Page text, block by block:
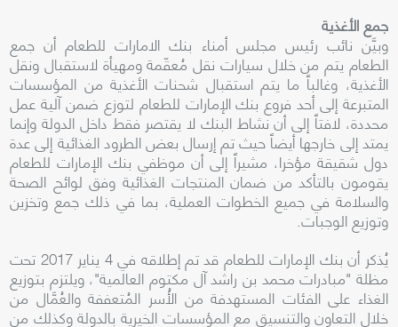
جمع الأغذية
وبيَّن نائب رئيس مجلس أمناء بنك الامارات للطعام أن جمع
الطعام يتم من خلال سيارات نقل مُعقّمة ومهيأة لاستقبال ونقل
الأغذية، وغالباً ما يتم استقبال شحنات الأغذية من المؤسسات
المتبرعة إلى أحد فروع بنك الإمارات للطعام لتوزع ضمن آلية عمل
محددة، لافتاً إلى أن نشاط البنك لا يقتصر فقط داخل الدولة وإنما
يمتد إلى خارجها أيضاً حيث تم إرسال بعض الطرود الغذائية إلى عدة
دول شقيقة مؤخرا، مشيراً إلى أن موظفي بنك الإمارات للطعام
يقومون بالتأكد من ضمان المنتجات الغذائية وفق لوائح الصحة
والسلامة في جميع الخطوات العملية، بما في ذلك جمع وتخزين
وتوزيع الوجبات.
يُذكر أن بنك الإمارات للطعام قد تم إطلاقه في 4 يناير 2017 تحت
مظلة "مبادرات محمد بن راشد آل مكتوم العالمية"، ويلتزم بتوزيع
الغذاء على الفئات المستهدفة من الأُسر المُتعففة والعُمَّال من
خلال التعاون والتنسيق مع المؤسسات الخيرية بالدولة وكذلك من